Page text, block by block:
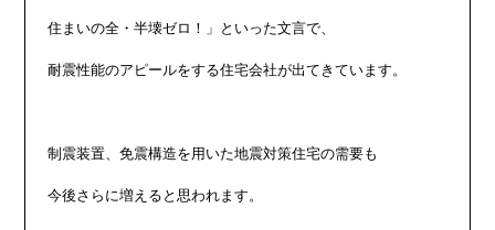
住まいの全・半壊ゼロ！」といった文言で、
耐震性能のアピールをする住宅会社が出てきています。
制震装置、免震構造を用いた地震対策住宅の需要も
今後さらに増えると思われます。